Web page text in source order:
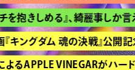
きしめる』、綺麗事しか言
ングダム 魂の決戦』公開記念
APPLE VINEGARがハード